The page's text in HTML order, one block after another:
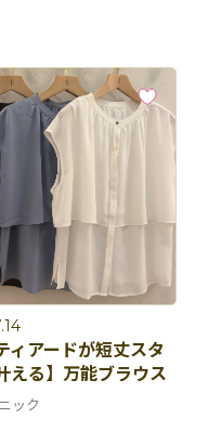
ィアードが短丈スタ
える】万能ブラウス
ック